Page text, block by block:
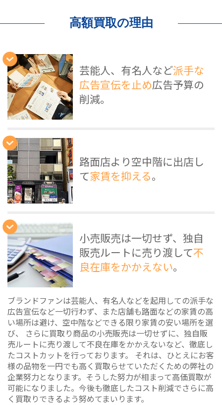
高額買取の理由
芸能人、有名人など派手な
広告宣伝を止め広告予算の
削減。
路面店より空中階に出店し
て家賃を抑える。
小売販売は一切せず、独自
販売ルートに売り渡して不
良在庫をかかえない。
ブランドファンは芸能人、有名人などを起用しての派手な
広告宣伝など一切行わず、また店舗も路面などの家賃の高
い場所は避け、空中階などできる限り家賃の安い場所を選
び、 さらに買取り商品の小売販売は一切せずに、独自販
売ルートに売り渡して不良在庫をかかえないなど、徹底し
たコストカットを行っております。 それは、ひとえにお客
様の品物を一円でも高く買取らせていただくための弊社の
企業努力となります。そうした努力が相まって高価買取が
可能になりました。今後も徹底したコスト削減でさらに高
く買取りできるよう努めてまいります。